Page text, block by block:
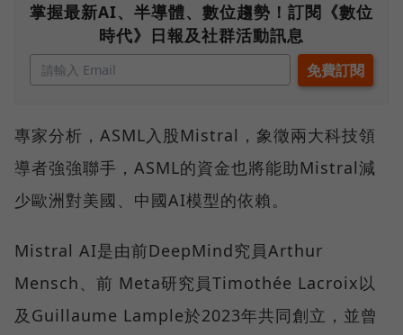
掌握最新AI、半導體、數位趨勢！訂閱《數位
時代》日報及社群活動訊息
專家分析，ASML入股Mistral，象徵兩大科技領
導者強強聯手，ASML的資金也將能助Mistral減
少歐洲對美國、中國AI模型的依賴。
Mistral AI是由前DeepMind究員Arthur
Mensch、前 Meta研究員Timothée Lacroix以
及Guillaume Lample於2023年共同創立，並曾